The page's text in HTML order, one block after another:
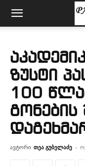
ზუსტი
100
გონების
ავტორი თეა გუბელაძე -